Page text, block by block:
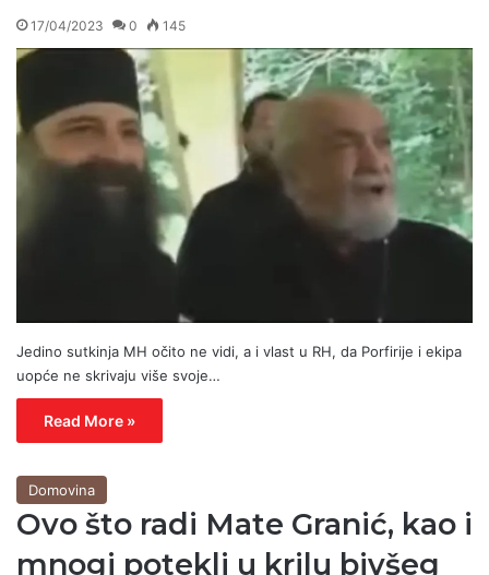
17/04/2023 0 145
Jedino sutkinja MH očito ne vidi, a i vlast u RH, da Porfirije i ekipa
uopće ne skrivaju više svoje…
Read More »
Domovina
Ovo što radi Mate Granić, kao i
mnogi potekli u krilu bivšeg